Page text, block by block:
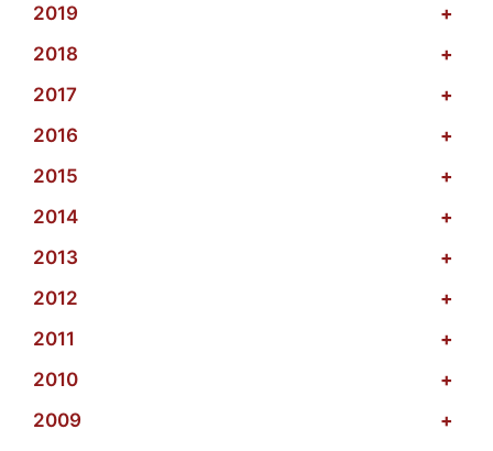
2019
+
2018
+
2017
+
2016
+
2015
+
2014
+
2013
+
2012
+
2011
+
2010
+
2009
+